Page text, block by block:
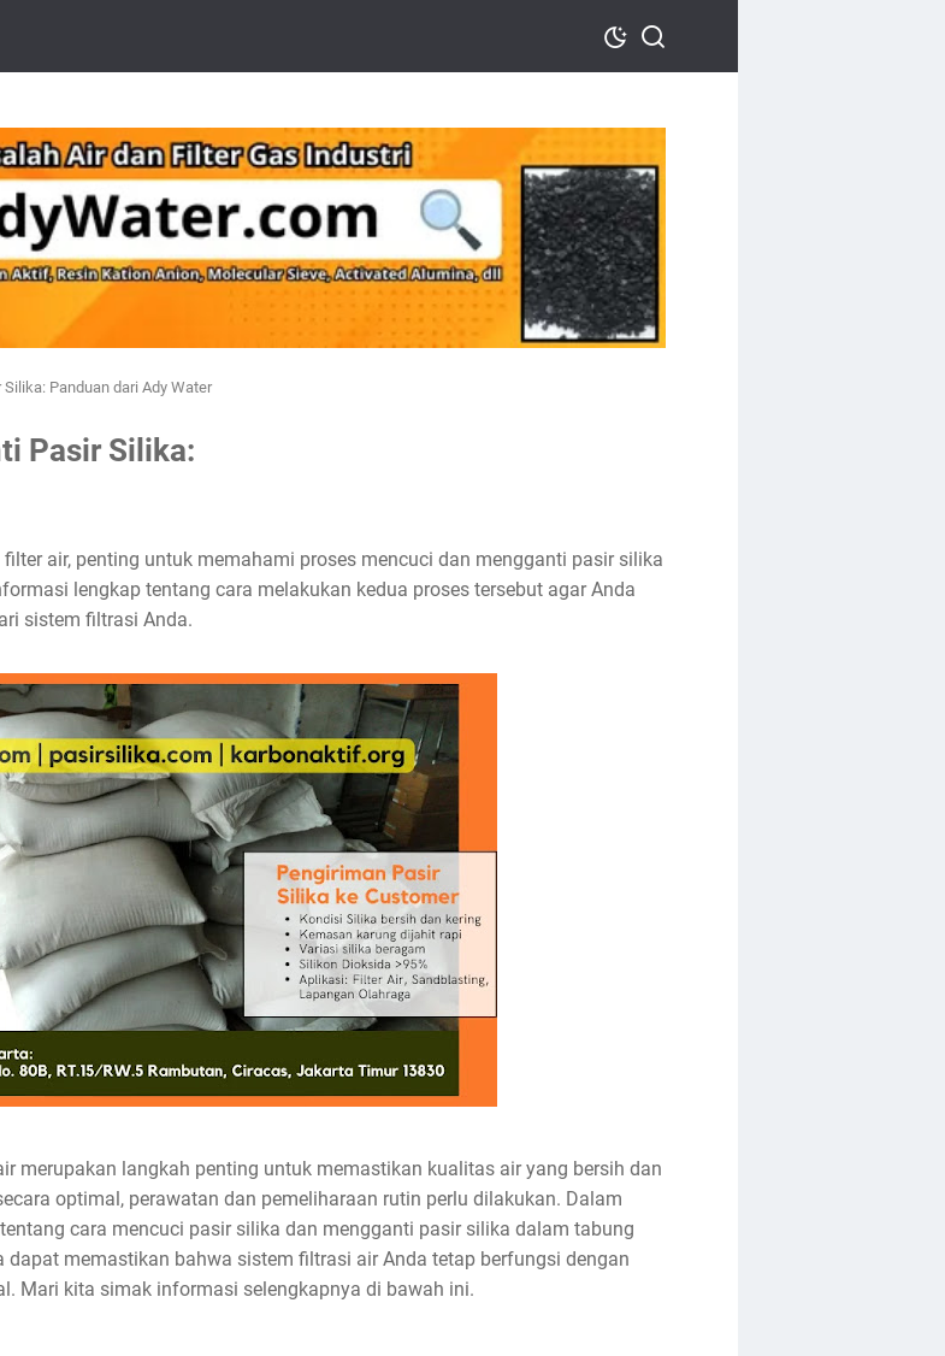
Panduan dari Ady Water
Pasir Silika:
air, penting untuk memahami proses mencuci dan mengganti pasir silika
lengkap tentang cara melakukan kedua proses tersebut agar Anda
sistem filtrasi Anda.
merupakan langkah penting untuk memastikan kualitas air yang bersih dan
optimal, perawatan dan pemeliharaan rutin perlu dilakukan. Dalam
cara mencuci pasir silika dan mengganti pasir silika dalam tabung
dapat memastikan bahwa sistem filtrasi air Anda tetap berfungsi dengan
Mari kita simak informasi selengkapnya di bawah ini.